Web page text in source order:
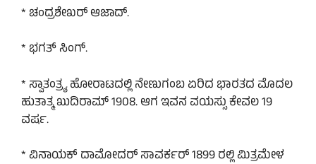
* ಚಂದ್ರಶೇಖರ್ ಆಜಾದ್.
* ಭಗತ್ ಸಿಂಗ್.
* ಸ್ವಾತಂತ್ರ್ಯ ಹೋರಾಟದಲ್ಲಿ ನೇಣುಗಂಬ ಏರಿದ ಭಾರತದ ಮೊದಲ
ಹುತಾತ್ಮ ಖುದಿರಾಮ್ 1908. ಆಗ ಇವನ ವಯಸ್ಸು ಕೇವಲ 19
ವರ್ಷ.
* ವಿನಾಯಕ್ ದಾಮೋದರ್ ಸಾವರ್ಕರ್ 1899 ರಲ್ಲಿ ಮಿತ್ರಮೇಳ